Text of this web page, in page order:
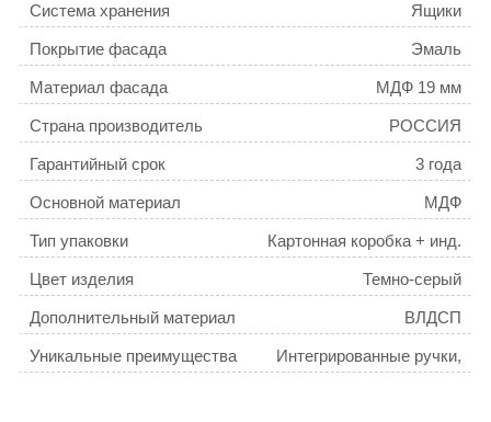
Система хранения Ящики
Покрытие фасада Эмаль
Материал фасада МДФ 19 мм
Страна производитель РОССИЯ
Гарантийный срок 3 года
Основной материал МДФ
Тип упаковки
Картонная коробка + инд.
пакет + пенопластовые
уголки
Цвет изделия Темно-серый
Дополнительный материал ВЛДСП
Уникальные преимущества
Интегрированные ручки,
плоский умывальник, ящики